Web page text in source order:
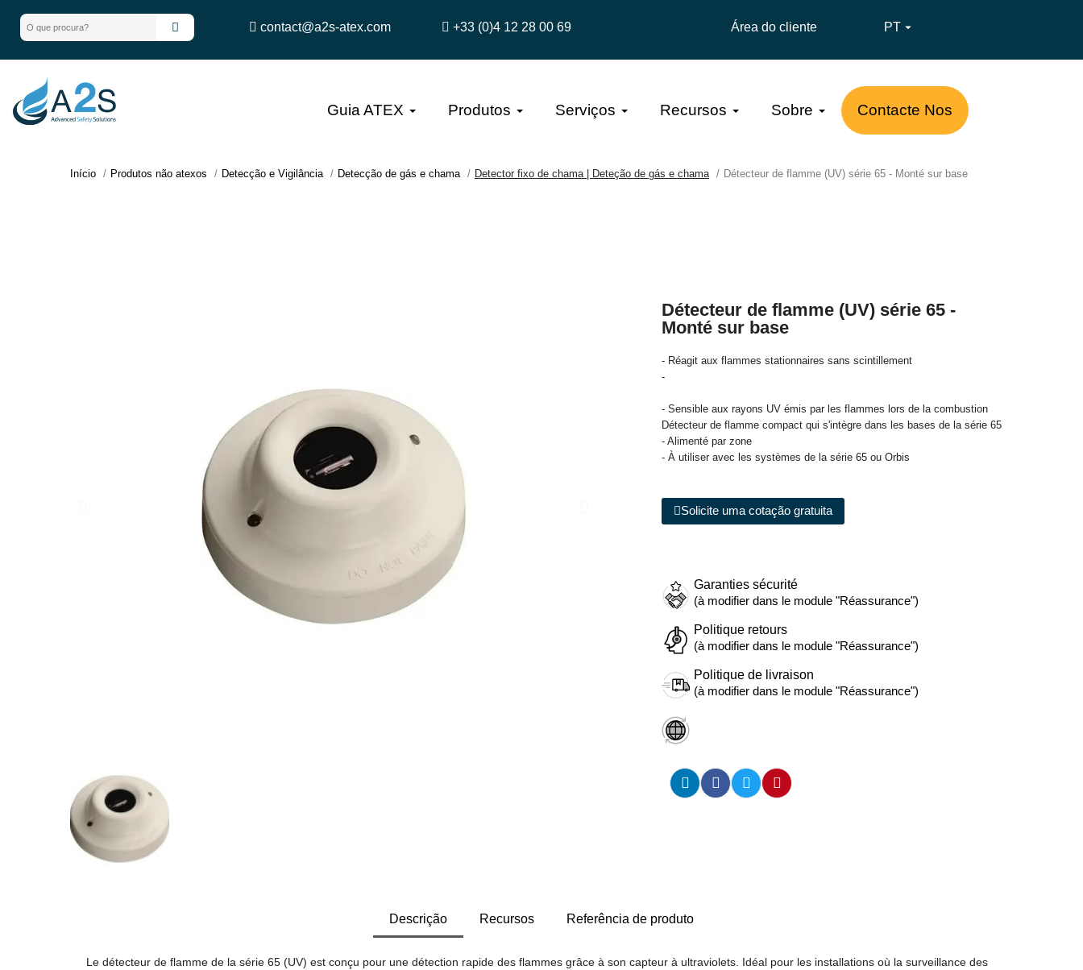
contact@a2s-atex.com +33 (0)4 12 28 00 69 Área do cliente PT 
Guia ATEX Produtos Serviços Recursos Sobre Contacte Nos
Início Produtos não atexos Detecção e Vigilância Detecção de gás e chama Detector fixo de chama | Deteção de gás e chama Détecteur de flamme (UV) série 65 - Monté sur base
Détecteur de flamme (UV) série 65 -
Monté sur base
- Réagit aux flammes stationnaires sans scintillement
-
- Sensible aux rayons UV émis par les flammes lors de la combustion
Détecteur de flamme compact qui s'intègre dans les bases de la série 65
- Alimenté par zone
- À utiliser avec les systèmes de la série 65 ou Orbis
Solicite uma cotação gratuita
Garanties sécurité
(à modifier dans le module "Réassurance")
Politique retours
(à modifier dans le module "Réassurance")
Politique de livraison
(à modifier dans le module "Réassurance")
Descrição Recursos Referência de produto
Le détecteur de flamme de la série 65 (UV) est conçu pour une détection rapide des flammes grâce à son capteur à ultraviolets. Idéal pour les installations où la surveillance des